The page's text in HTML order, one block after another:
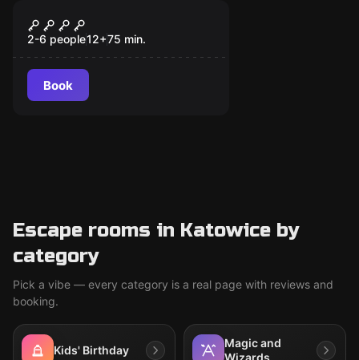
Wyznania Egzorcysty
2-6 people12+75 min.
Book
Escape rooms in Katowice by
category
Pick a vibe — every category is a real page with reviews and
booking.
Kids' Birthday
Magic and
Wizards